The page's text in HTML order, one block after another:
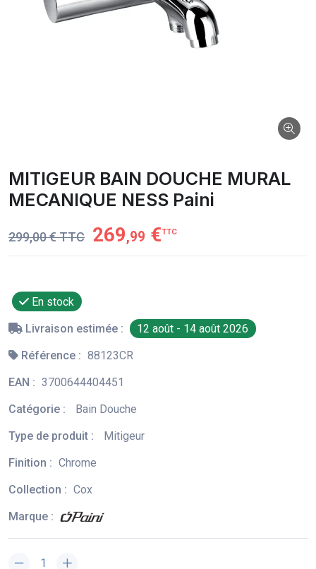
MITIGEUR BAIN DOUCHE MURAL
MECANIQUE NESS Paini
299,00 € TTC 269,99 €TTC
En stock
Livraison estimée :
12 août - 14 août 2026
Référence : 88123CR
EAN : 3700644404451
Catégorie :
Bain Douche
Type de produit :
Mitigeur
Finition : Chrome
Collection : Cox
Marque :